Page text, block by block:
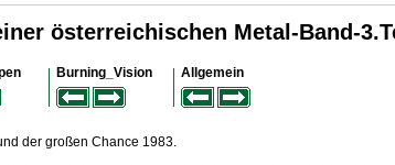
österreichischen Metal-Band-
Burning_Vision Allgemein
der großen Chance 1983.